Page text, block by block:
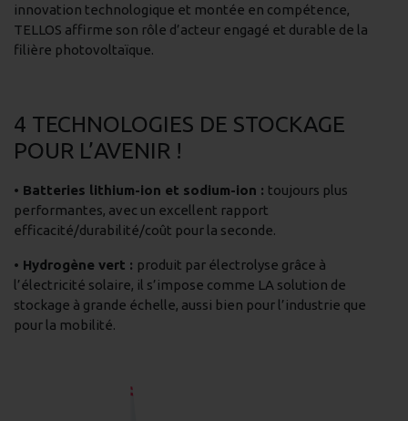
innovation technologique et montée en compétence,
TELLOS affirme son rôle d’acteur engagé et durable de la
filière photovoltaïque.
4 TECHNOLOGIES DE STOCKAGE
POUR L’AVENIR !
• Batteries lithium-ion et sodium-ion : toujours plus
performantes, avec un excellent rapport
efficacité/durabilité/coût pour la seconde.
• Hydrogène vert : produit par électrolyse grâce à
l’électricité solaire, il s’impose comme LA solution de
stockage à grande échelle, aussi bien pour l’industrie que
pour la mobilité.